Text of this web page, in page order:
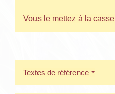
Vous le mettez à la casse
Textes de référence